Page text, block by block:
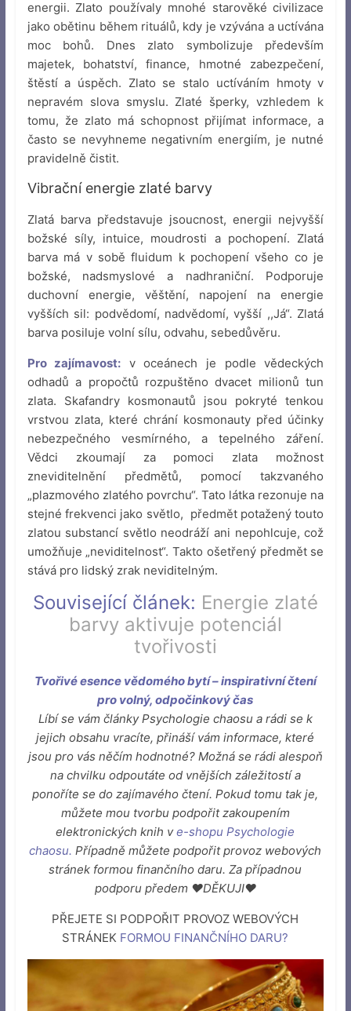
energii. Zlato používaly mnohé starověké civilizace
jako obětinu během rituálů, kdy je vzývána a uctívána
moc bohů. Dnes zlato symbolizuje především
majetek, bohatství, finance, hmotné zabezpečení,
štěstí a úspěch. Zlato se stalo uctíváním hmoty v
nepravém slova smyslu. Zlaté šperky, vzhledem k
tomu, že zlato má schopnost přijímat informace, a
často se nevyhneme negativním energiím, je nutné
pravidelně čistit.
Vibrační energie zlaté barvy
Zlatá barva představuje jsoucnost, energii nejvyšší
božské síly, intuice, moudrosti a pochopení. Zlatá
barva má v sobě fluidum k pochopení všeho co je
božské, nadsmyslové a nadhraniční. Podporuje
duchovní energie, věštění, napojení na energie
vyšších sil: podvědomí, nadvědomí, vyšší ,,Já“. Zlatá
barva posiluje volní sílu, odvahu, sebedůvěru.
Pro zajímavost: v oceánech je podle vědeckých
odhadů a propočtů rozpuštěno dvacet milionů tun
zlata. Skafandry kosmonautů jsou pokryté tenkou
vrstvou zlata, které chrání kosmonauty před účinky
nebezpečného vesmírného, a tepelného záření.
Vědci zkoumají za pomoci zlata možnost
zneviditelnění předmětů, pomocí takzvaného
„plazmového zlatého povrchu“. Tato látka rezonuje na
stejné frekvenci jako světlo, předmět potažený touto
zlatou substancí světlo neodráží ani nepohlcuje, což
umožňuje „neviditelnost“. Takto ošetřený předmět se
stává pro lidský zrak neviditelným.
Související článek: Energie zlaté
barvy aktivuje potenciál
tvořivosti
Tvořivé esence vědomého bytí – inspirativní čtení
pro volný, odpočinkový čas
Líbí se vám články Psychologie chaosu a rádi se k
jejich obsahu vracíte, přináší vám informace, které
jsou pro vás něčím hodnotné? Možná se rádi alespoň
na chvilku odpoutáte od vnějších záležitostí a
ponoříte se do zajímavého čtení. Pokud tomu tak je,
můžete mou tvorbu podpořit zakoupením
elektronických knih ve-shopu Psychologie
chaosu. Případně můžete podpořit provoz webových
stránek formou finančního daru. Za případnou
podporu předem ♥DĚKUJI♥
PŘEJETE SI PODPOŘIT PROVOZ WEBOVÝCH
STRÁNEK FORMOU FINANČNÍHO DARU?